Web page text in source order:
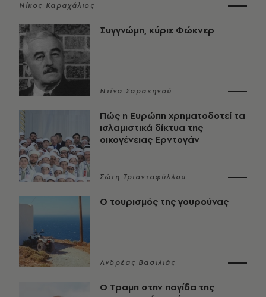
Νίκος Καραχάλιος
Συγγνώμη, κύριε Φώκνερ
Ντίνα Σαρακηνού
Πώς η Ευρώπη χρηματοδοτεί τα
ισλαμιστικά δίκτυα της
οικογένειας Ερντογάν
Σώτη Τριανταφύλλου
Ο τουρισμός της γουρούνας
Ανδρέας Βασιλιάς
Ο Τραμπ στην παγίδα της